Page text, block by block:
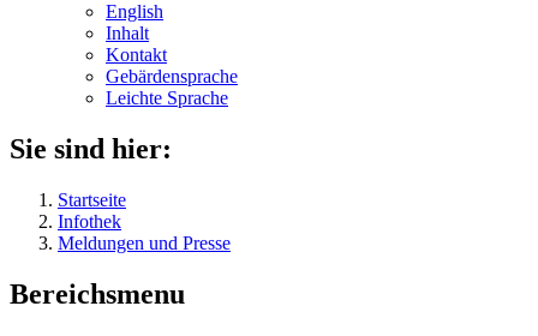
English
In­halt
Kon­takt
Ge­bär­den­spra­che
Leich­te Spra­che
Sie sind hier:
Startseite
Infothek
Meldungen und Presse
Bereichsmenu